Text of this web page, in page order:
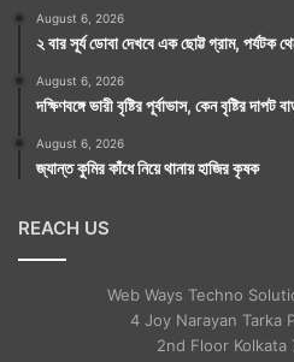
August 6, 2026
২ বার সূর্য ডোবা দেখবে এক ছোট্ট গ্রাম, পর্যটক
August 6, 2026
দক্ষিণবঙ্গে ভারী বৃষ্টির পূর্বাভাস, কেন বৃষ্টির
August 6, 2026
জ্যান্ত কুমির কাঁধে নিয়ে থানায় হাজির কৃষক
REACH US
Web Ways Techno
4 Joy Narayan Tarka
2nd Floor Kolkata